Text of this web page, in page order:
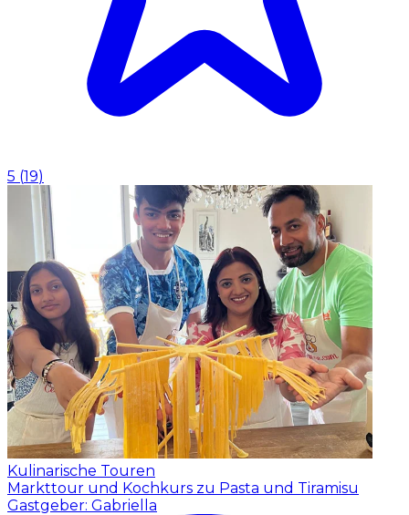
5 (19)
Kulinarische Touren
Markttour und Kochkurs zu Pasta und Tiramisu
Gastgeber: Gabriella